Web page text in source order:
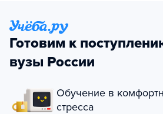
Готовим к
вузы России
Обучение в
стресса